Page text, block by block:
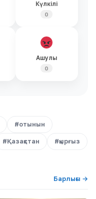
Күлкілі
0
Ашулы
0
#отынын
#Қазақстан #қырғыз
Барлығы →